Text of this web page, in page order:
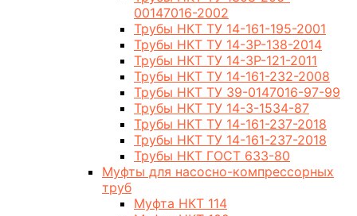
00147016-2002
Трубы НКТ ТУ 14-161-195-2001
Трубы НКТ ТУ 14-3Р-138-2014
Трубы НКТ ТУ 14-3Р-121-2011
Трубы НКТ ТУ 14-161-232-2008
Трубы НКТ ТУ 39-0147016-97-99
Трубы НКТ ТУ 14-3-1534-87
Трубы НКТ ТУ 14-161-237-2018
Трубы НКТ ТУ 14-161-237-2018
Трубы НКТ ГОСТ 633-80
Муфты для насосно-компрессорных
труб
Муфта НКТ 114